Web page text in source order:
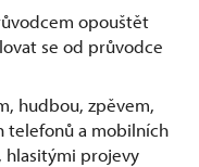
opouštět
se od průvodce
hudbou, zpěvem,
telefonů a mobilních
hlasitými projevy